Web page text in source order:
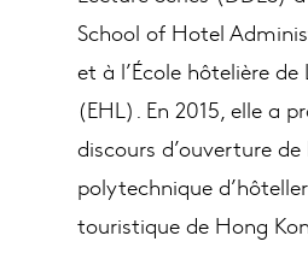
School of Hotel
et à l’École hôtelière de
(EHL). En 2015, elle a
discours d’ouverture de
polytechnique
touristique de Hong